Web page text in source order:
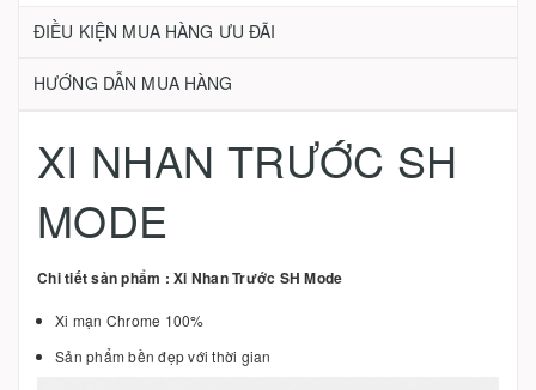
ĐIỀU KIỆN MUA HÀNG ƯU ĐÃI
HƯỚNG DẪN MUA HÀNG
XI NHAN TRƯỚC SH
MODE
Chi tiết sản phẩm : Xi Nhan Trước SH Mode
Xi mạn Chrome 100%
Sản phẩm bền đẹp với thời gian